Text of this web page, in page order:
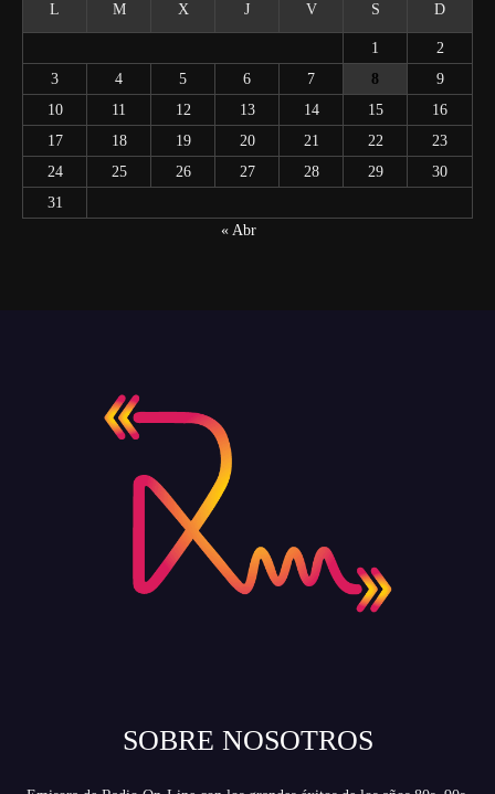
L M X J V S D
1
2
3
4 5 6 7 8
9
10
11 12 13 14 15
16
17
18 19 20 21 22
23
24
25 26 27 28 29
30
31
« Abr
SOBRE NOSOTROS